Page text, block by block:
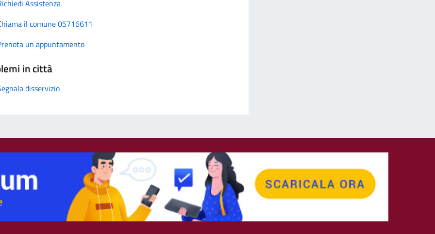
Assistenza
il comune 05716611
un appuntamento
in città
disservizio